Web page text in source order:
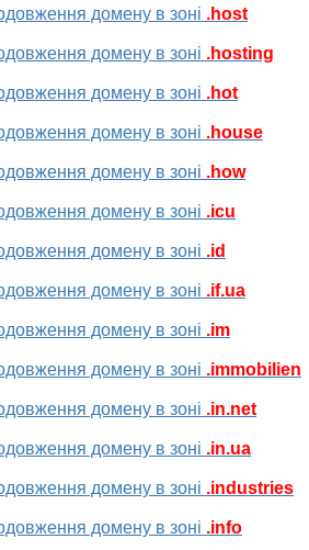
домену в зоні .host
домену в зоні .hosting
домену в зоні .hot
домену в зоні .house
домену в зоні .how
домену в зоні .icu
домену в зоні .id
домену в зоні .if.ua
домену в зоні .im
домену в зоні .immobilien
домену в зоні .in.net
домену в зоні .in.ua
домену в зоні .industries
домену в зоні .info